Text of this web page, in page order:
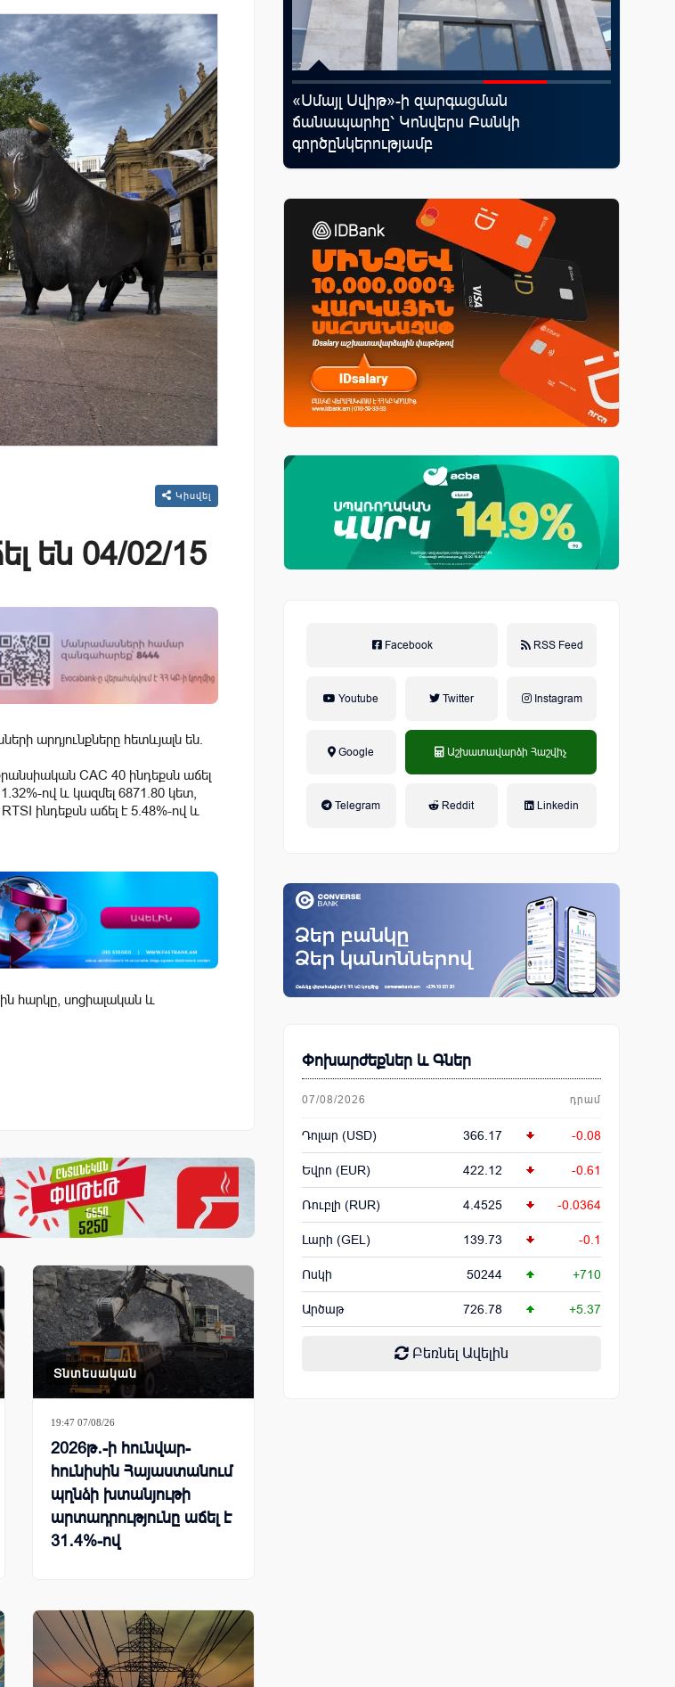
Կիսվել
են 04/02/15
արդյունքները հետևյալն են.
CAC 40 ինդեքսն աճել
ով և կազմել 6871.80 կետ,
ինդեքսն աճել է 5.48%-ով և
հարկը, սոցիալական և
ը IDBank-ի վարկանիշային
փոխել է դրականի
«Սմայլ Սվիթ»-ի զարգացման
ճանապարհը՝ Կոնվերս Բանկի
գործընկերությամբ
Facebook RSS Feed
Youtube Twitter Instagram
Google Աշխատավարձի Հաշվիչ
Telegram Reddit Linkedin
Փոխարժեքներ և Գներ
07/08/2026 դրամ
Դոլար (USD) 366.17 -0.08
Եվրո (EUR) 422.12 -0.61
Ռուբլի (RUR) 4.4525 -0.0364
Լարի (GEL) 139.73 -0.1
Ոսկի 50244 +710
Արծաթ 726.78 +5.37
Բեռնել Ավելին
Տնտեսական
19:47 07/08/26
2026թ․-ի հունվար-
հունիսին Հայաստանում
պղնձի խտանյութի
արտադրությունը աճել է
31․4%-ով